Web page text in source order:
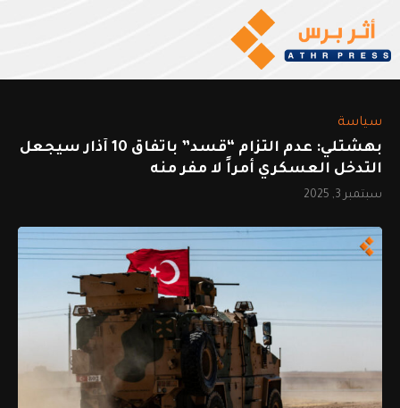
سياسة
بهشتلي: عدم التزام “قسد” باتفاق 10 آذار سيجعل
التدخل العسكري أمراً لا مفر منه
سبتمبر 3, 2025